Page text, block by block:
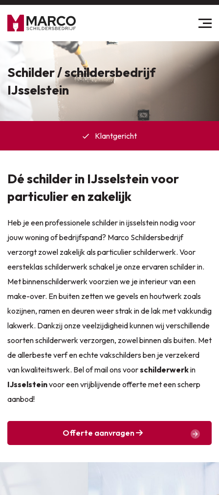
Schilder / schildersbedrijf
IJsselstein
Klantgericht
Dé schilder in IJsselstein voor
particulier en zakelijk
Heb je een professionele schilder in ijsselstein nodig voor
jouw woning of bedrijfspand? Marco Schildersbedrijf
verzorgt zowel zakelijk als particulier schilderwerk. Voor
eersteklas schilderwerk schakel je onze ervaren schilder in.
Metbinnenschilderwerkvoorzien we je interieur van een
make-over. En buiten zetten we gevels en houtwerk zoals
kozijnen, ramen en deuren weer strak in de lak met vakkundig
lakwerk. Dankzij onze veelzijdigheid kunnen wij verschillende
soorten schilderwerk verzorgen, zowel binnen als buiten. Met
de allerbeste verf en echte vakschilders ben je verzekerd
van kwaliteitswerk. Bel of mail ons voorschilderwerkin
IJsselsteinvoor een vrijblijvende offerte met een scherp
aanbod!
Offerte aanvragen